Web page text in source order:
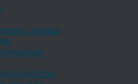
свинца
мусора